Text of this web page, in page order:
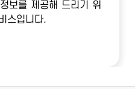
보를 제공해 드리기 위
스입니다.